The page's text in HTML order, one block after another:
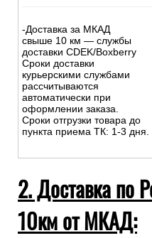
-Доставка за МКАД
свыше 10 км — службы
доставки CDEK/Boxberry
Сроки доставки
курьерскими службами
рассчитываются
автоматически при
оформлении заказа.
Сроки отгрузки товара до
пункта приема ТК: 1-3 дня.
2. Доставка по
10км от МКАД: